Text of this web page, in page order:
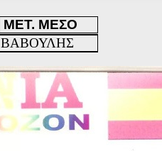
ΜΕΤ. ΜΕΣΟ
ΒΑΒΟΥΛΗΣ